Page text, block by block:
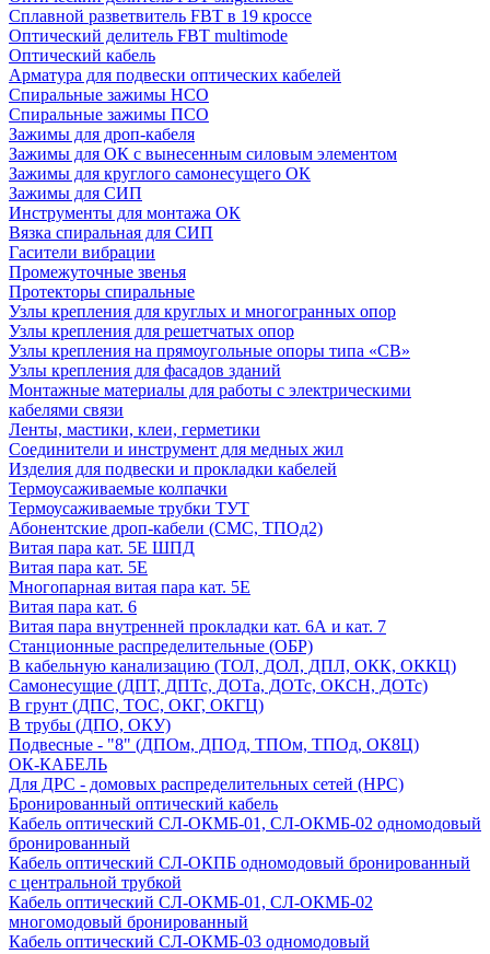
Сплавной разветвитель FBT в 19 кроссе
Оптический делитель FBT multimode
Оптический кабель
Арматура для подвески оптических кабелей
Спиральные зажимы НСО
Спиральные зажимы ПСО
Зажимы для дроп-кабеля
Зажимы для ОК с вынесенным силовым элементом
Зажимы для круглого самонесущего ОК
Зажимы для СИП
Инструменты для монтажа ОК
Вязка спиральная для СИП
Гасители вибрации
Промежуточные звенья
Протекторы спиральные
Узлы крепления для круглых и многогранных опор
Узлы крепления для решетчатых опор
Узлы крепления на прямоугольные опоры типа «СВ»
Узлы крепления для фасадов зданий
Монтажные материалы для работы с электрическими
кабелями связи
Ленты, мастики, клеи, герметики
Соединители и инструмент для медных жил
Изделия для подвески и прокладки кабелей
Термоусаживаемые колпачки
Термоусаживаемые трубки ТУТ
Абонентские дроп-кабели (СМС, ТПОд2)
Витая пара кат. 5Е ШПД
Витая пара кат. 5Е
Многопарная витая пара кат. 5E
Витая пара кат. 6
Витая пара внутренней прокладки кат. 6А и кат. 7
Станционные распределительные (ОБР)
В кабельную канализацию (ТОЛ, ДОЛ, ДПЛ, ОКК, ОККЦ)
Самонесущие (ДПТ, ДПТс, ДОТа, ДОТс, ОКСН, ДОТс)
В грунт (ДПС, ТОС, ОКГ, ОКГЦ)
В трубы (ДПО, ОКУ)
Подвесные - "8" (ДПОм, ДПОд, ТПОм, ТПОд, ОК8Ц)
ОК-КАБЕЛЬ
Для ДРС - домовых распределительных сетей (НРС)
Бронированный оптический кабель
Кабель оптический СЛ-ОКМБ-01, СЛ-ОКМБ-02 одномодовый
бронированный
Кабель оптический СЛ-ОКПБ одномодовый бронированный
с центральной трубкой
Кабель оптический СЛ-ОКМБ-01, СЛ-ОКМБ-02
многомодовый бронированный
Кабель оптический СЛ-ОКМБ-03 одномодовый